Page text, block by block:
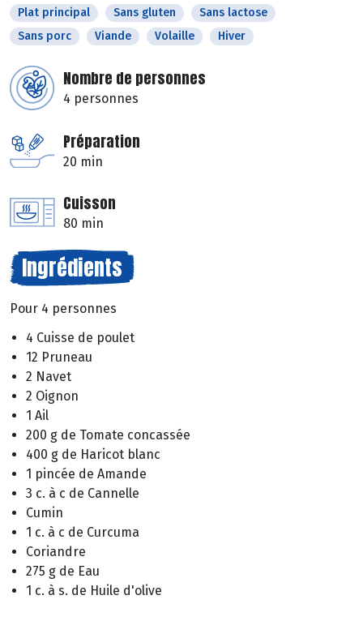
Plat principal Sans gluten
Sans lactose
Sans porc
Viande Volaille Hiver
Nombre de personnes
4 personnes
Préparation
20 min
Cuisson
80 min
Ingrédients
Pour 4 personnes
4 Cuisse de poulet
12 Pruneau
2 Navet
2 Oignon
1 Ail
200 g de Tomate concassée
400 g de Haricot blanc
1 pincée de Amande
3 c. à c de Cannelle
Cumin
1 c. à c de Curcuma
Coriandre
275 g de Eau
1 c. à s. de Huile d'olive